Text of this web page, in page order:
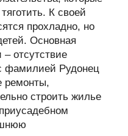
К своей
прохладно, но
Основная
отсутствие
фамилией Рудонец
ремонты,
строить жилье